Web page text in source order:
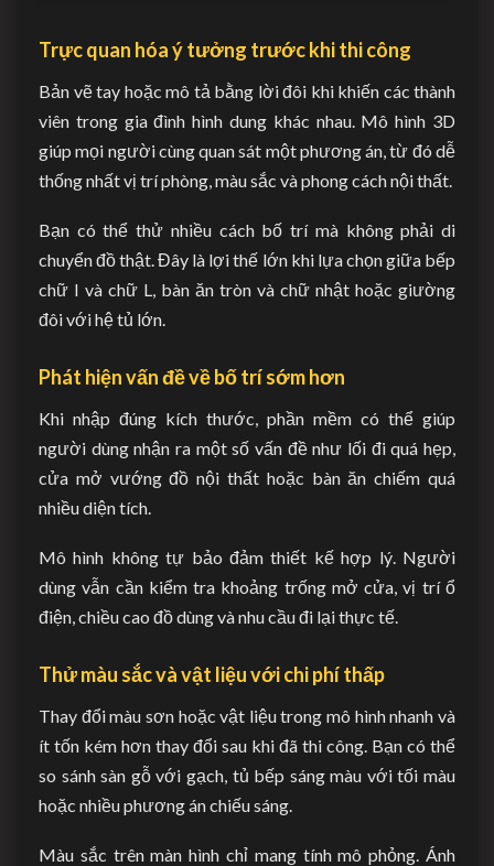
Trực quan hóa ý tưởng trước khi thi công
Bản vẽ tay hoặc mô tả bằng lời đôi khi khiến các thành
viên trong gia đình hình dung khác nhau. Mô hình 3D
giúp mọi người cùng quan sát một phương án, từ đó dễ
thống nhất vị trí phòng, màu sắc và phong cách nội thất.
Bạn có thể thử nhiều cách bố trí mà không phải di
chuyển đồ thật. Đây là lợi thế lớn khi lựa chọn giữa bếp
chữ I và chữ L, bàn ăn tròn và chữ nhật hoặc giường
đôi với hệ tủ lớn.
Phát hiện vấn đề về bố trí sớm hơn
Khi nhập đúng kích thước, phần mềm có thể giúp
người dùng nhận ra một số vấn đề như lối đi quá hẹp,
cửa mở vướng đồ nội thất hoặc bàn ăn chiếm quá
nhiều diện tích.
Mô hình không tự bảo đảm thiết kế hợp lý. Người
dùng vẫn cần kiểm tra khoảng trống mở cửa, vị trí ổ
điện, chiều cao đồ dùng và nhu cầu đi lại thực tế.
Thử màu sắc và vật liệu với chi phí thấp
Thay đổi màu sơn hoặc vật liệu trong mô hình nhanh và
ít tốn kém hơn thay đổi sau khi đã thi công. Bạn có thể
so sánh sàn gỗ với gạch, tủ bếp sáng màu với tối màu
hoặc nhiều phương án chiếu sáng.
Màu sắc trên màn hình chỉ mang tính mô phỏng. Ánh